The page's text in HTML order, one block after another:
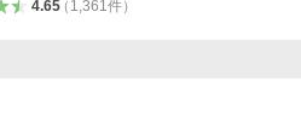
4.65（ 1,361件）